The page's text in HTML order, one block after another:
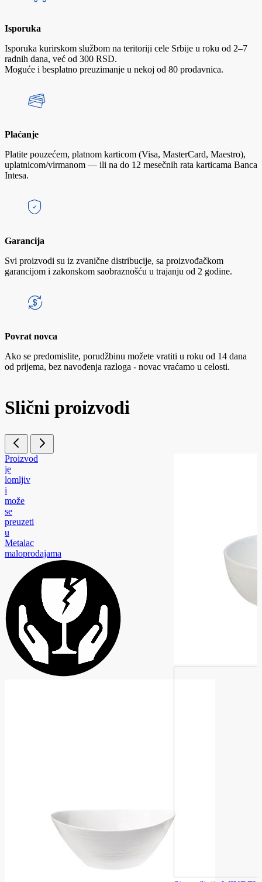
Isporuka
Isporuka kurirskom službom na teritoriji cele Srbije u roku od 2–7
radnih dana, već od 300 RSD.
Moguće i besplatno preuzimanje u nekoj od 80 prodavnica.
Plaćanje
Platite pouzećem, platnom karticom (Visa, MasterCard, Maestro),
uplatnicom/virmanom — ili na do 12 mesečnih rata karticama Banca
Intesa.
Garancija
Svi proizvodi su iz zvanične distribucije, sa proizvođačkom
garancijom i zakonskom saobraznošću u trajanju od 2 godine.
Povrat novca
Ako se predomislite, porudžbinu možete vratiti u roku od 14 dana
od prijema, bez navođenja razloga - novac vraćamo u celosti.
Slični proizvodi
Proizvod
je
lomljiv
i
može
se
preuzeti
u
Metalac
maloprodajama